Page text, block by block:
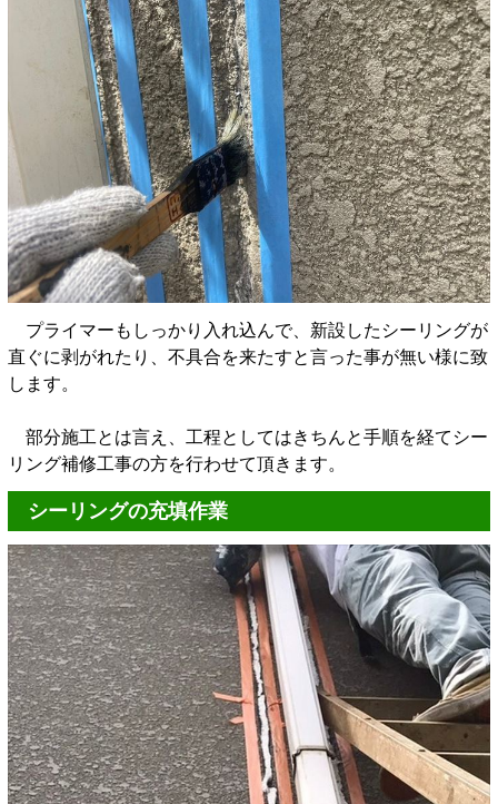
プライマーもしっかり入れ込んで、新設したシーリングが
直ぐに剥がれたり、不具合を来たすと言った事が無い様に致
します。
部分施工とは言え、工程としてはきちんと手順を経てシー
リング補修工事の方を行わせて頂きます。
シーリングの充填作業